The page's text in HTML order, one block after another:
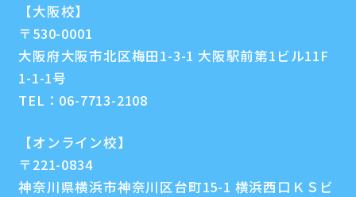
【大阪校】
〒530-0001
大阪府大阪市北区梅田1-3-1 大阪駅前第1ビル11F
1-1-1号
TEL： 06-7713-2108
【オンライン校】
〒221-0834
神奈川県横浜市神奈川区台町15-1 横浜西口ＫＳビ